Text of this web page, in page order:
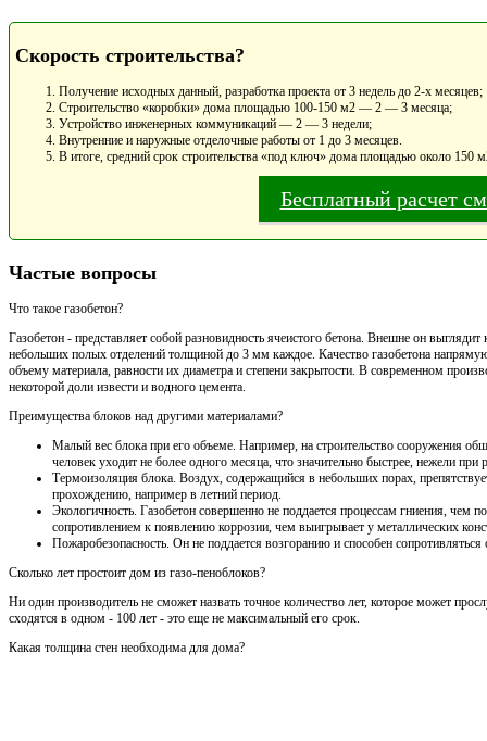
Скорость строительства?
Получение исходных данный, разработка проекта от 3 недель до 2-х месяцев;
Строительство «коробки» дома площадью 100-150 м2 — 2 — 3 месяца;
Устройство инженерных коммуникаций — 2 — 3 недели;
Внутренние и наружные отделочные работы от 1 до 3 месяцев.
В итоге, средний срок строительства «под ключ» дома площадью около 150
Бесплатный расчет
Частые вопросы
Что такое газобетон?
Газобетон - представляет собой разновидность ячеистого бетона. Внешне он
небольших полых отделений толщиной до 3 мм каждое. Качество газобетона
объему материала, равности их диаметра и степени закрытости. В современном
некоторой доли извести и водного цемента.
Преимущества блоков над другими материалами?
Малый вес блока при его объеме. Например, на строительство сооружения
человек уходит не более одного месяца, что значительно быстрее, нежели
Термоизоляция блока. Воздух, содержащийся в небольших порах,
прохождению, например в летний период.
Экологичность. Газобетон совершенно не поддается процессам гниения, чем
сопротивлением к появлению коррозии, чем выигрывает у металлических
Пожаробезопасность. Он не поддается возгоранию и способен
Сколько лет простоит дом из газо-пеноблоков?
Ни один производитель не сможет назвать точное количество лет, которое может
сходятся в одном - 100 лет - это еще не максимальный его срок.
Какая толщина стен необходима для дома?